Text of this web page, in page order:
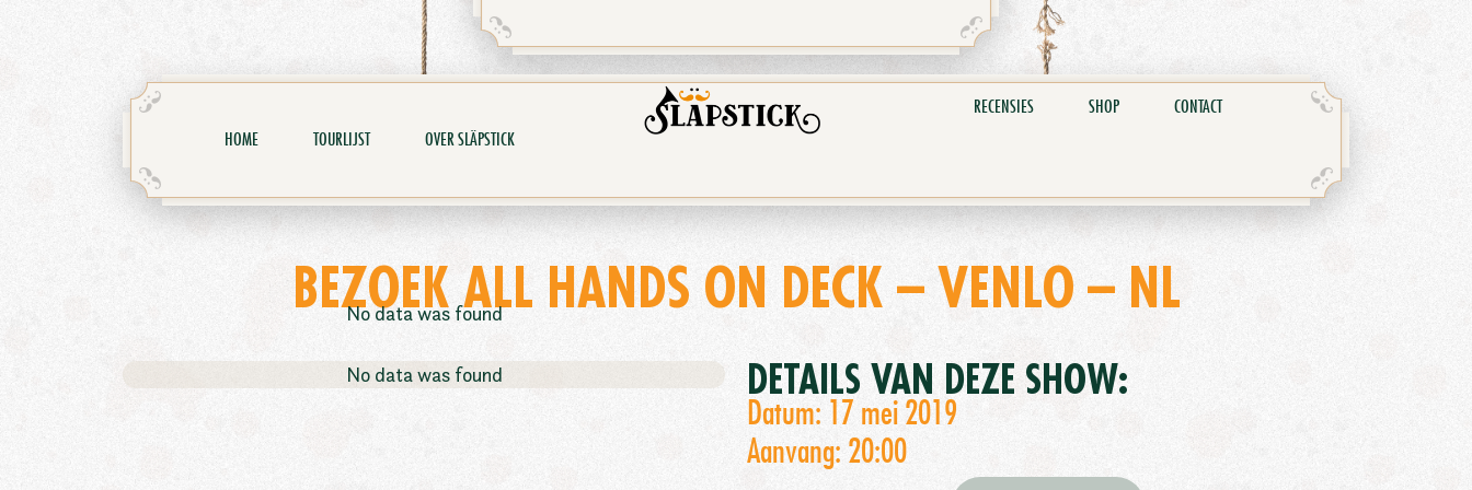
HOME TOURLIJST OVER SLÄPSTICK
RECENSIES SHOP CONTACT
BEZOEK ALL HANDS ON DECK – VENLO – NL
DETAILS VAN DEZE SHOW:
Datum: 17 mei 2019
Aanvang: 20:00
No data was found
No data was found